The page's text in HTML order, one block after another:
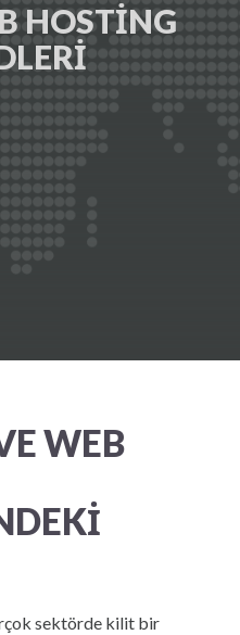
HOSTING
WEB
sektörde kilit bir